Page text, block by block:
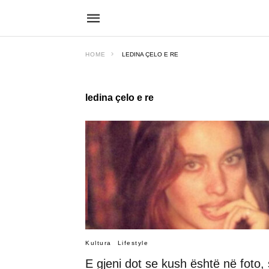
HOME LEDINA ÇELO E RE
ledina çelo e re
Kultura Lifestyle
E gjeni dot se kush është në foto,